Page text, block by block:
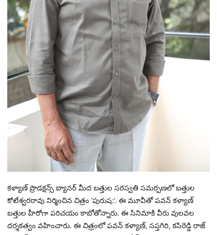
కళ్యాణ్ ప్రొడక్షన్స్ బ్యానర్ మీద బత్తుల సరస్వతి సమర్పణలో బత్తుల
కోటేశ్వరరావు నిర్మించిన చిత్రం ‘పురుష:’. ఈ మూవీతో పవన్ కళ్యాణ్‌
బత్తుల హీరోగా పరిచయం కాబోతోన్నారు. ఈ సినిమాకి వీరు వులవల
దర్శకత్వం వహించారు. ఈ చిత్రంలో పవన్ కళ్యాణ్, సప్తగిరి, కసిరెడ్డి రాజ్